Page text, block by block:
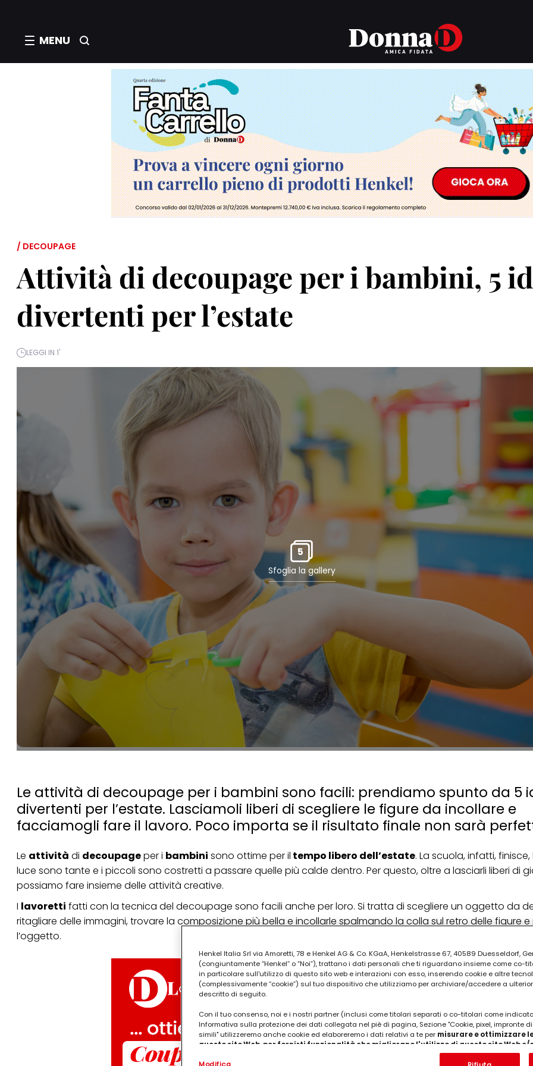
MENU
/ DECOUPAGE
Attività di decoupage per i bambini, 5
divertenti per l’estate
LEGGI IN 1'
5
Sfoglia la gallery
Le attività di decoupage per i bambini sono facili: prendiamo spunto da 5
divertenti per l’estate. Lasciamoli liberi di scegliere le figure da incollare e
facciamogli fare il lavoro. Poco importa se il risultato finale non sarà
PUBBLICITA'
Le attività di decoupageper i bambini sono ottime per il tempo libero dell’estate. La scuola, infatti,
luce sono tante e i piccoli sono costretti a passare quelle più calde dentro. Per questo, oltre a lasciarli liberi di
possiamo fare insieme delle attività creative.
I lavoretti fatti con la tecnica del decoupage sono facili anche per loro. Si tratta di scegliere un oggetto da
ritagliare delle immagini, trovare la composizione più bella e incollarle spalmando la colla sul retro delle figure
l’oggetto.
Henkel Italia Srl via Amoretti, 78 e Henkel AG & Co. KGaA, Henkelstrasse 67, 40589 Duesseldorf,
(congiuntamente “Henkel” o “Noi”), trattano i dati personali che ti riguardano insieme come co-
in particolare sull'utilizzo di questo sito web e interazioni con esso, inserendo cookie e altre
(complessivamente “cookie”) sul tuo dispositivo che utilizziamo per archiviare/accedere a
descritto di seguito.
Con il tuo consenso, noi e i nostri partner (inclusi come titolari separati o co-titolari come
Informativa sulla protezione dei dati collegata nel piè di pagina, Sezione "Cookie, pixel, impronte
simili" utilizzeremo anche cookie ed elaboreremo i dati relativi a te per misurare e ottimizzare
questo sito Web, per fornirti funzionalità che migliorano l'utilizzo di questo sito Web e/
. Analizzeremo il tuo utilizzo di questo sito Web e le tue interazioni commerciali
Modifica